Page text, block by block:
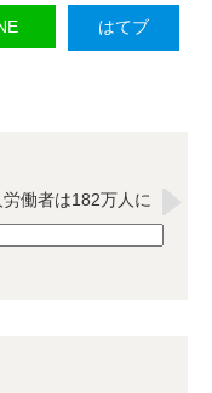
はてブ
労働者は182万人に